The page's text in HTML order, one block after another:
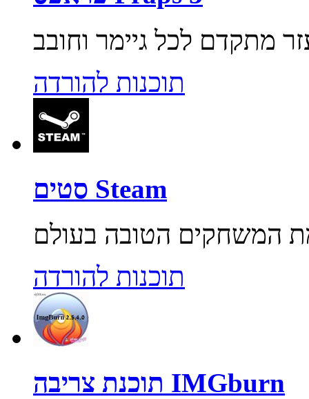
תוכנות להורדה
סטים Steam
תוכנות להורדה
תוכנת צריבה IMGburn